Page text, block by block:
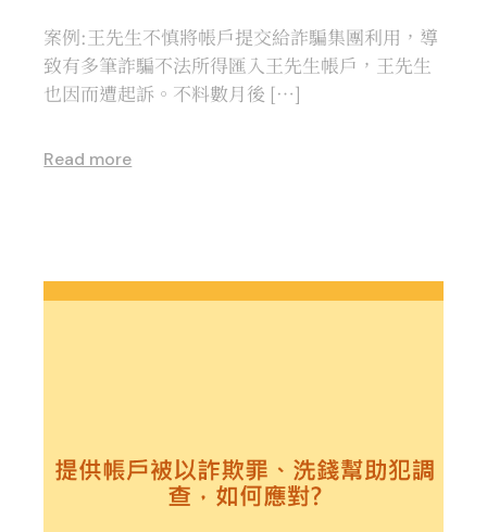
案例:王先生不慎將帳戶提交給詐騙集團利用，導
致有多筆詐騙不法所得匯入王先生帳戶，王先生
也因而遭起訴。不料數月後 […]
Read more